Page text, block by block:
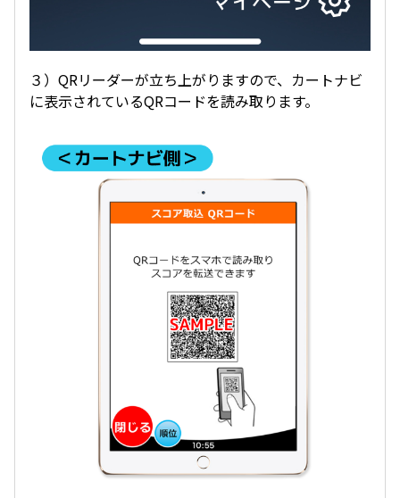
３）QRリーダーが立ち上がりますので、カートナビ
に表示されているQRコードを読み取ります。